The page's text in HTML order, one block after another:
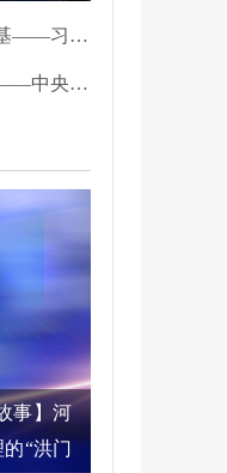
以坚定的理想信念筑牢精神根基——习近平党建思想理论品格系列述评之一
坚定不移与黑恶势力斗争到底——中央政法委负责同志就开展深化扫黑除恶专项斗争有关问题答记者问
事】河
“洪门